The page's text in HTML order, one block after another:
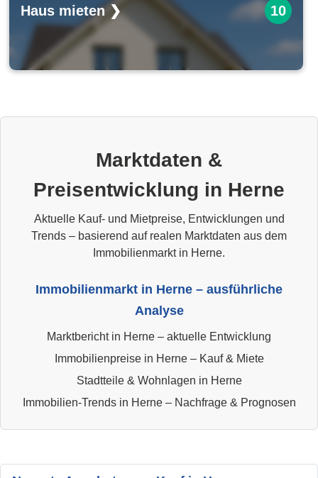
Haus mieten ❯ 10
Marktdaten &
Preisentwicklung in Herne
Aktuelle Kauf- und Mietpreise, Entwicklungen und
Trends – basierend auf realen Marktdaten aus dem
Immobilienmarkt in Herne.
Immobilienmarkt in Herne – ausführliche
Analyse
Marktbericht in Herne – aktuelle Entwicklung
Immobilienpreise in Herne – Kauf & Miete
Stadtteile & Wohnlagen in Herne
Immobilien-Trends in Herne – Nachfrage & Prognosen